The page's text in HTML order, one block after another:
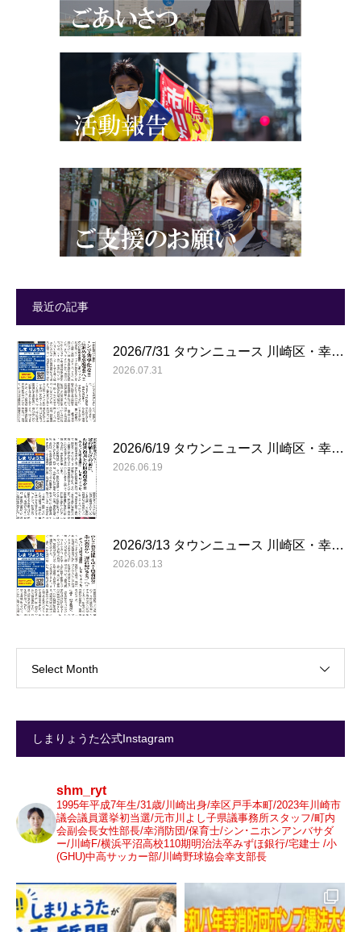
最近の記事
2026/7/31 タウンニュース 川崎区・幸…
2026.07.31
2026/6/19 タウンニュース 川崎区・幸…
2026.06.19
2026/3/13 タウンニュース 川崎区・幸…
2026.03.13
Select Month
しまりょうた公式Instagram
shm_ryt
1995年平成7年生/31歳/川崎出身/幸区戸手本町/2023年川崎市
議会議員選挙初当選/元市川よし子県議事務所スタッフ/町内
会副会長女性部長/幸消防団/保育士/シン･ニホンアンバサダ
ー/川崎F/横浜平沼高校110期明治法卒みずほ銀行/宅建士 /小
(GHU)中高サッカー部/川崎野球協会幸支部長